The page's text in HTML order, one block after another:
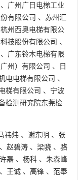
、 广州广日电梯工业
有限公司 、 苏州汇
杭州西奥电梯有限公
技股份有限公司 、
、 广东铃木电梯有限
州）有限公司 、
日
电电梯有限公司 、
梯有限公司 、 宁波
检测研究院东莞检
祎炜 、 谢东明 、 张
、 赵碧涛 、 梁骁 、 骆
许磊 、 杨科 、 朱森峰
、 王诚 、 高锋 、 范奉